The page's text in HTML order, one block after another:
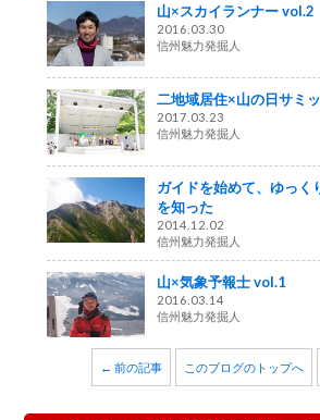
山×スカイランナー vol.2
2016.03.30
信州魅力発掘人
二地域居住×山の日サミ
2017.03.23
信州魅力発掘人
ガイドを始めて、ゆっく
を知った
2014.12.02
信州魅力発掘人
山×気象予報士 vol.1
2016.03.14
信州魅力発掘人
← 前の記事 このブログのトップへ